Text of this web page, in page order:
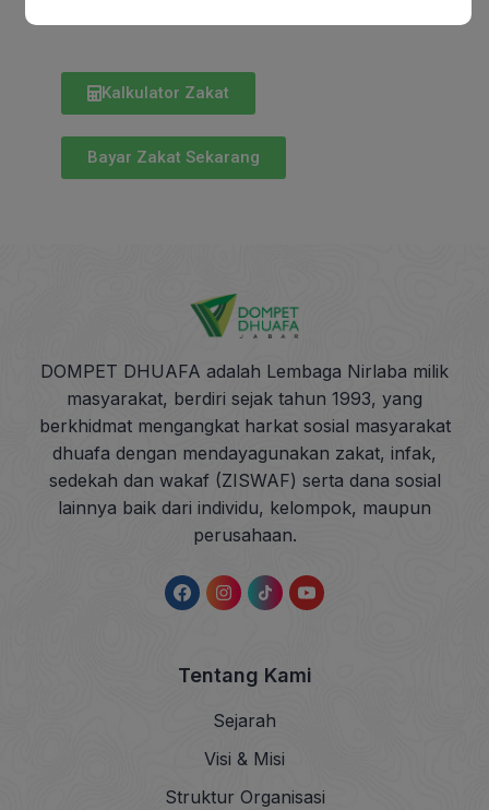
Kalkulator Zakat
Bayar Zakat Sekarang
DOMPET DHUAFA adalah Lembaga Nirlaba milik
masyarakat, berdiri sejak tahun 1993, yang
berkhidmat mengangkat harkat sosial masyarakat
dhuafa dengan mendayagunakan zakat, infak,
sedekah dan wakaf (ZISWAF) serta dana sosial
lainnya baik dari individu, kelompok, maupun
perusahaan.
Tentang Kami
Sejarah
Visi & Misi
Struktur Organisasi